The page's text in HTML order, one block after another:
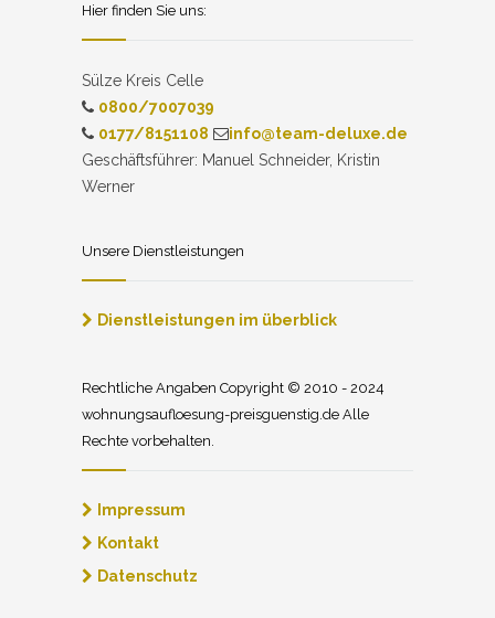
Hier finden Sie uns:
Sülze Kreis Celle
0800/7007039
0177/8151108
info@team-deluxe.de
Geschäftsführer: Manuel Schneider, Kristin
Werner
Unsere Dienstleistungen
Dienstleistungen im überblick
Rechtliche Angaben Copyright © 2010 - 2024
wohnungsaufloesung-preisguenstig.de Alle
Rechte vorbehalten.
Impressum
Kontakt
Datenschutz